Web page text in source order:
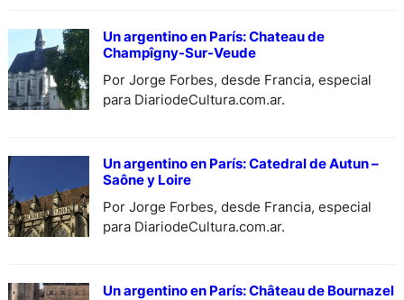
Un argentino en París: Chateau de
Champîgny-Sur-Veude
Por Jorge Forbes, desde Francia, especial
para DiariodeCultura.com.ar.
Un argentino en París: Catedral de Autun –
Saône y Loire
Por Jorge Forbes, desde Francia, especial
para DiariodeCultura.com.ar.
Un argentino en París: Château de Bournazel